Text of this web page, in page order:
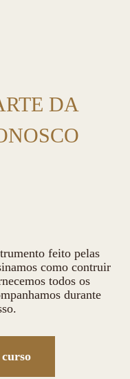
DA
feito pelas
como contruir
todos os
durante
curso